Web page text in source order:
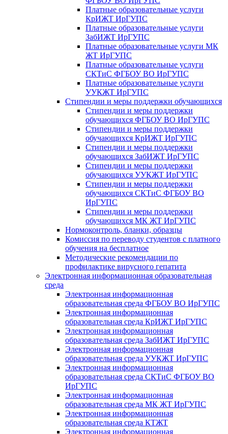
Платные образовательные услуги
КрИЖТ ИрГУПС
Платные образовательные услуги
ЗабИЖТ ИрГУПС
Платные образовательные услуги МК
ЖТ ИрГУПС
Платные образовательные услуги
СКТиС ФГБОУ ВО ИрГУПС
Платные образовательные услуги
УУКЖТ ИрГУПС
Стипендии и меры поддержки обучающихся
Стипендии и меры поддержки
обучающихся ФГБОУ ВО ИрГУПС
Стипендии и меры поддержки
обучающихся КрИЖТ ИрГУПС
Стипендии и меры поддержки
обучающихся ЗабИЖТ ИрГУПС
Стипендии и меры поддержки
обучающихся УУКЖТ ИрГУПС
Стипендии и меры поддержки
обучающихся СКТиС ФГБОУ ВО
ИрГУПС
Стипендии и меры поддержки
обучающихся МК ЖТ ИрГУПС
Нормоконтроль, бланки, образцы
Комиссия по переводу студентов с платного
обучения на бесплатное
Методические рекомендации по
профилактике вирусного гепатита
Электронная информационная образовательная
среда
Электронная информационная
образовательная среда ФГБОУ ВО ИрГУПС
Электронная информационная
образовательная среда КрИЖТ ИрГУПС
Электронная информационная
образовательная среда ЗабИЖТ ИрГУПС
Электронная информационная
образовательная среда УУКЖТ ИрГУПС
Электронная информационная
образовательная среда СКТиС ФГБОУ ВО
ИрГУПС
Электронная информационная
образовательная среда МК ЖТ ИрГУПС
Электронная информационная
образовательная среда КТЖТ
Электронная информационная